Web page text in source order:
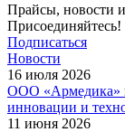
Прайсы, новости
Присоединяйтесь!
Подписаться
Новости
16 июля 2026
ООО «Армедика»
инновации и
11 июня 2026